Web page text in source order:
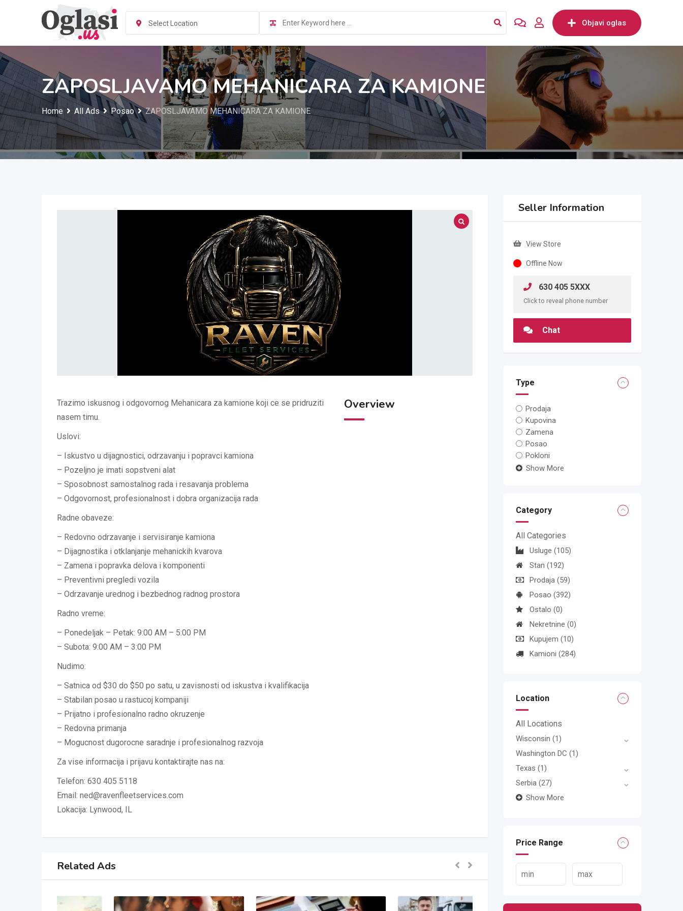
Select Location Objavi oglas
ZAPOSLJAVAMO MEHANICARA ZA KAMIONE
Home All Ads Posao ZAPOSLJAVAMO MEHANICARA ZA KAMIONE
Trazimo iskusnog i odgovornog Mehanicara za kamione koji ce se pridruziti
nasem timu.
Uslovi:
– Iskustvo u dijagnostici, odrzavanju i popravci kamiona
– Pozeljno je imati sopstveni alat
– Sposobnost samostalnog rada i resavanja problema
– Odgovornost, profesionalnost i dobra organizacija rada
Radne obaveze:
– Redovno odrzavanje i servisiranje kamiona
– Dijagnostika i otklanjanje mehanickih kvarova
– Zamena i popravka delova i komponenti
– Preventivni pregledi vozila
– Odrzavanje urednog i bezbednog radnog prostora
Radno vreme:
– Ponedeljak – Petak: 9:00 AM – 5:00 PM
– Subota: 9:00 AM – 3:00 PM
Nudimo:
– Satnica od $30 do $50 po satu, u zavisnosti od iskustva i kvalifikacija
– Stabilan posao u rastucoj kompaniji
– Prijatno i profesionalno radno okruzenje
– Redovna primanja
– Mogucnost dugorocne saradnje i profesionalnog razvoja
Za vise informacija i prijavu kontaktirajte nas na:
Telefon: 630 405 5118
Email: ned@ravenfleetservices.com
Lokacija: Lynwood, IL
Overview
Related Ads
Seller Information
View Store
Offline Now
630 405 5XXX
Click to reveal phone number
Chat
Type
Prodaja
Kupovina
Zamena
Posao
Pokloni
Show More
Category
All Categories
Usluge (105)
Stan (192)
Prodaja (59)
Posao (392)
Ostalo (0)
Nekretnine (0)
Kupujem (10)
Kamioni (284)
Location
All Locations
Wisconsin (1)
Washington DC (1)
Texas (1)
Serbia (27)
Show More
Price Range